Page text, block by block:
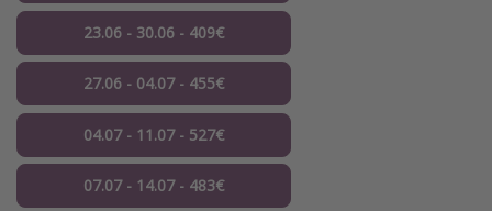
23.06 - 30.06 - 409€
27.06 - 04.07 - 455€
04.07 - 11.07 - 527€
07.07 - 14.07 - 483€